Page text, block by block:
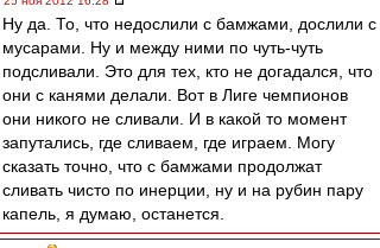
Ну да. То, что недослили с бамжами, дослили с
мусарами. Ну и между ними по чуть-чуть
подсливали. Это для тех, кто не догадался, что
они с канями делали. Вот в Лиге чемпионов
они никого не сливали. И в какой то момент
запутались, где сливаем, где играем. Могу
сказать точно, что с бамжами продолжат
сливать чисто по инерции, ну и на рубин пару
капель, я думаю, останется.